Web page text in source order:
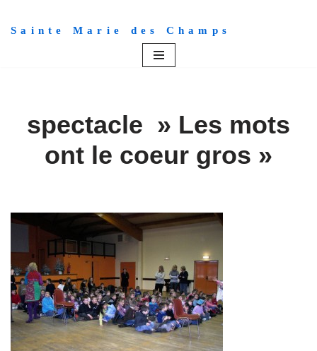
Aller
Sainte Marie des Champs
spectacle » Les mots
ont le coeur gros »